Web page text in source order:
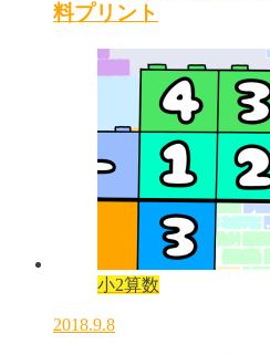
料プリント
小2算数
2018.9.8